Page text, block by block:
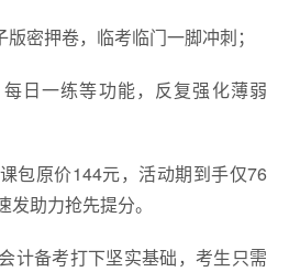
密押卷，临考临门一脚冲刺；
日一练等功能，反复强化薄弱
包原价144元，活动期到手仅76
助力抢先提分。
计备考打下坚实基础，考生只需